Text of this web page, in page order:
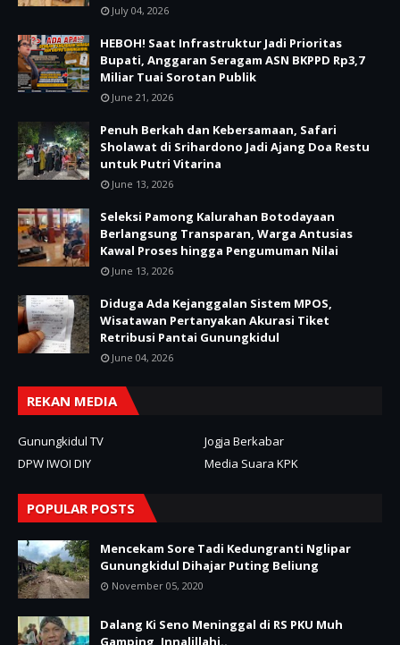
July 04, 2026
HEBOH! Saat Infrastruktur Jadi Prioritas
Bupati, Anggaran Seragam ASN BKPPD Rp3,7
Miliar Tuai Sorotan Publik
June 21, 2026
Penuh Berkah dan Kebersamaan, Safari
Sholawat di Srihardono Jadi Ajang Doa Restu
untuk Putri Vitarina
June 13, 2026
Seleksi Pamong Kalurahan Botodayaan
Berlangsung Transparan, Warga Antusias
Kawal Proses hingga Pengumuman Nilai
June 13, 2026
Diduga Ada Kejanggalan Sistem MPOS,
Wisatawan Pertanyakan Akurasi Tiket
Retribusi Pantai Gunungkidul
June 04, 2026
REKAN MEDIA
Gunungkidul TV
Jogja Berkabar
DPW IWOI DIY
Media Suara KPK
POPULAR POSTS
Mencekam Sore Tadi Kedungranti Nglipar
Gunungkidul Dihajar Puting Beliung
November 05, 2020
Dalang Ki Seno Meninggal di RS PKU Muh
Gamping, Innalillahi..